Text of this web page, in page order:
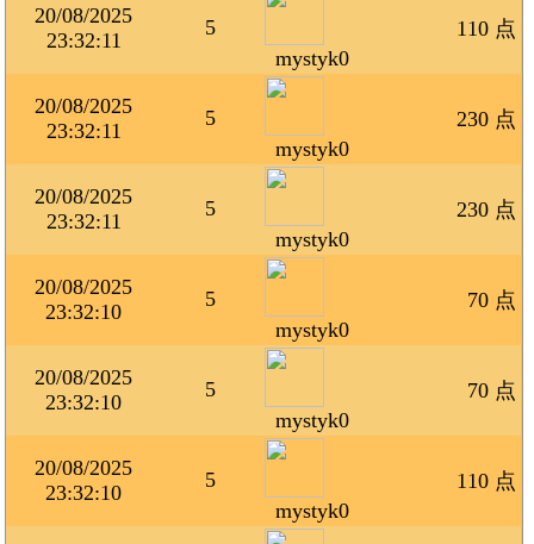
20/08/2025
23:32:11
5
mystyk0
110 点
20/08/2025
23:32:11
5
mystyk0
230 点
20/08/2025
23:32:11
5
mystyk0
230 点
20/08/2025
23:32:10
5
mystyk0
70 点
20/08/2025
23:32:10
5
mystyk0
70 点
20/08/2025
23:32:10
5
mystyk0
110 点